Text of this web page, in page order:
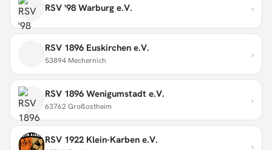
RSV '98 Warburg e.V. ›
RSV 1896 Euskirchen e.V.
53894 Mechernich ›
RSV 1896 Wenigumstadt e.V.
63762 Großostheim ›
RSV 1922 Klein-Karben e.V. ›